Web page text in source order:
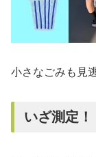
小さなごみも見
いざ測定！